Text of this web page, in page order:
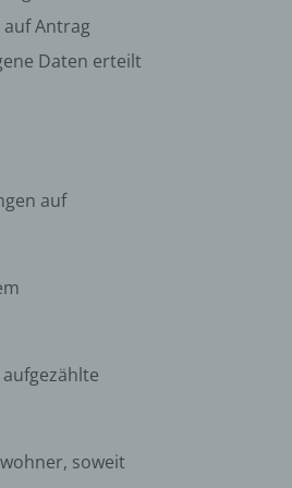
Antrag
Daten erteilt
auf
soweit